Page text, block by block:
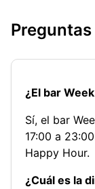
¿El bar
Sí, el bar
17:00 a
Happy Hour.
¿Cuál es la